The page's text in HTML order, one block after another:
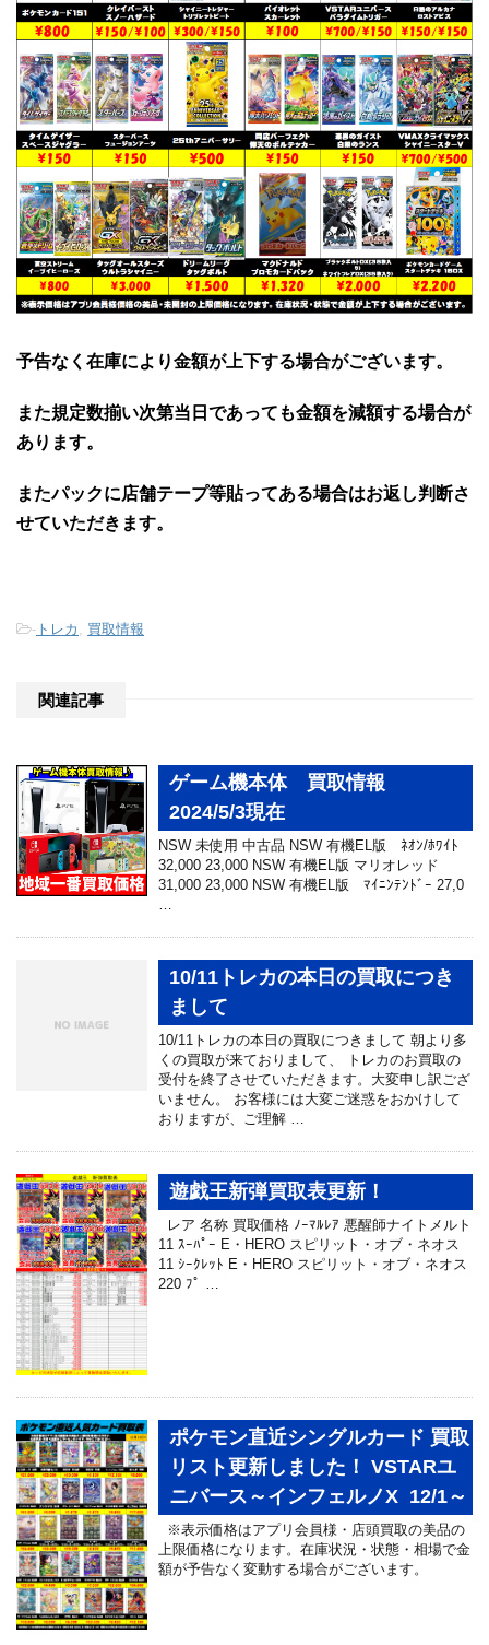
予告なく在庫により金額が上下する場合がございます。
また規定数揃い次第当日であっても金額を減額する場合が
あります。
またパックに店舗テープ等貼ってある場合はお返し判断さ
せていただきます。
- トレカ , 買取情報
関連記事
ゲーム機本体 買取情報
2024/5/3現在
NSW 未使用 中古品 NSW 有機EL版 ﾈｵﾝ/ﾎﾜｲﾄ
32,000 23,000 NSW 有機EL版 マリオレッド
31,000 23,000 NSW 有機EL版 ﾏｲﾆﾝﾃﾝﾄﾞｰ 27,0
…
10/11トレカの本日の買取につき
まして
10/11トレカの本日の買取につきまして 朝より多
くの買取が来ておりまして、 トレカのお買取の
受付を終了させていただきます。大変申し訳ござ
いません。 お客様には大変ご迷惑をおかけして
おりますが、ご理解 …
遊戯王新弾買取表更新！
レア 名称 買取価格 ﾉｰﾏﾙﾚｱ 悪醒師ナイトメルト
11 ｽｰﾊﾟｰ E・HERO スピリット・オブ・ネオス
11 ｼｰｸﾚｯﾄ E・HERO スピリット・オブ・ネオス
220 ﾌﾟ …
ポケモン直近シングルカード 買取
リスト更新しました！ VSTARユ
ニバース～インフェルノX 12/1～
※表示価格はアプリ会員様・店頭買取の美品の
上限価格になります。在庫状況・状態・相場で金
額が予告なく変動する場合がございます。